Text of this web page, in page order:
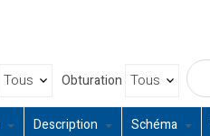
Obturation
Description Schéma